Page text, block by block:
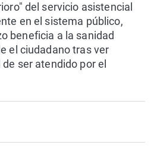
del servicio asistencial
en el sistema público,
beneficia a la sanidad
el ciudadano tras ver
ser atendido por el